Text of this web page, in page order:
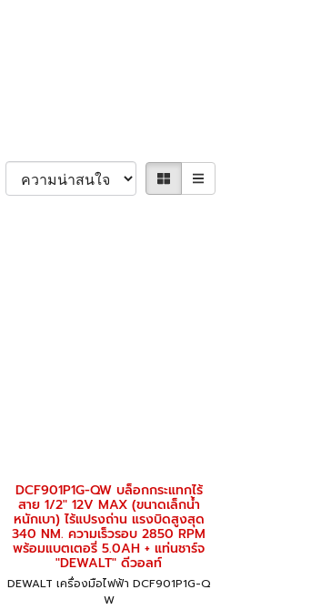
DCF901P1G-QW บล็อกกระแทกไร้
สาย 1/2" 12V MAX (ขนาดเล็กน้ำ
หนักเบา) ไร้แปรงถ่าน แรงบิดสูงสุด
340 NM. ความเร็วรอบ 2850 RPM
พร้อมแบตเตอรี่ 5.0AH + แท่นชาร์จ
"DEWALT" ดีวอลท์
DEWALT เครื่องมือไฟฟ้า DCF901P1G-Q
W